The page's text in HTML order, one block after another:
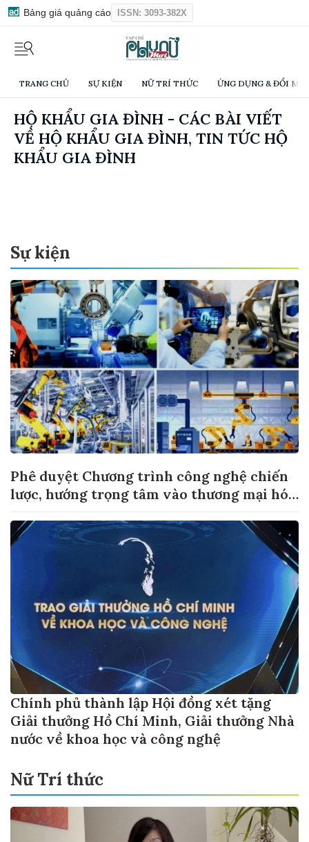
Bảng giá quảng cáo ISSN: 3093-382X
TRANG CHỦ SỰ KIỆN NỮ TRÍ THỨC ỨNG DỤNG & ĐỔI
HỘ KHẨU GIA ĐÌNH - CÁC BÀI VIẾT
VỀ HỘ KHẨU GIA ĐÌNH, TIN TỨC HỘ
KHẨU GIA ĐÌNH
Sự kiện
Phê duyệt Chương trình công nghệ chiến
lược, hướng trọng tâm vào thương mại hóa
Chính phủ thành lập Hội đồng xét tặng
Giải thưởng Hồ Chí Minh, Giải thưởng Nhà
nước về khoa học và công nghệ
Nữ Trí thức